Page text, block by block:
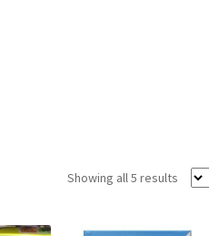
Showing all 5 results